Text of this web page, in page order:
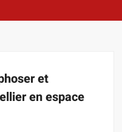
et
en espace